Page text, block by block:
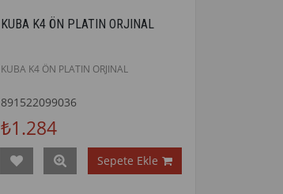
KUBA K4 ÖN PLATIN ORJINAL
KUBA K4 ÖN PLATIN ORJINAL
891522099036
₺1.284
Sepete Ekle